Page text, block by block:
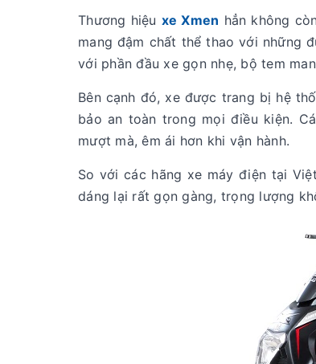
Thương hiệu xe Xmen hẳn không
mang đậm chất thể thao với những
với phần đầu xe gọn nhẹ, bộ tem
Bên cạnh đó, xe được trang bị hệ
bảo an toàn trong mọi điều kiện.
mượt mà, êm ái hơn khi vận hành.
So với các hãng xe máy điện tại
dáng lại rất gọn gàng, trọng lượng